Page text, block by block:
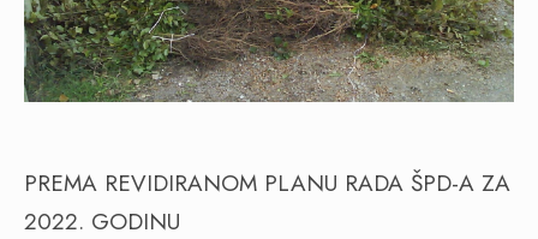
PREMA REVIDIRANOM PLANU RADA ŠPD-A ZA
2022. GODINU